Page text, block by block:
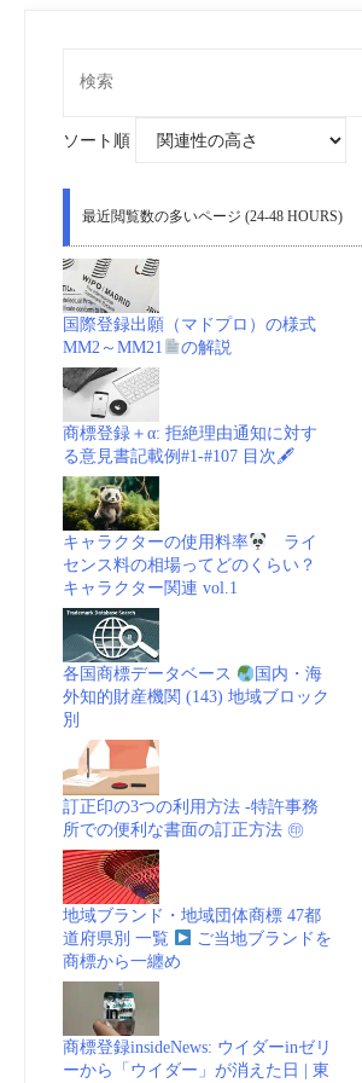
ソート順
最近閲覧数の多いページ (24-48 HOURS)
国際登録出願（マドプロ）の様式
MM2～MM21
の解説
商標登録＋α: 拒絶理由通知に対す
る意見書記載例#1-#107 目次🖋
キャラクターの使用料率
ライ
センス料の相場ってどのくらい？
キャラクター関連 vol.1
各国商標データベース
国内・海
外知的財産機関 (143) 地域ブロック
別
訂正印の3つの利用方法 -特許事務
所での便利な書面の訂正方法 ㊞
地域ブランド・地域団体商標 47都
道府県別 一覧
ご当地ブランドを
商標から一纏め
商標登録insideNews: ウイダーinゼリ
ーから「ウイダー」が消えた日 | 東